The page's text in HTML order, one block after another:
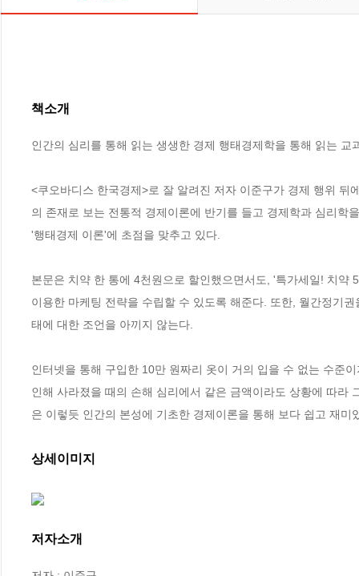
책소개
인간의 심리를 통해 읽는 생생한 경제 행태경제학을 통해 읽는 교
<쿠오바디스 한국경제>로 잘 알려진 저자 이준구가 경제 행위
의 존재로 보는 전통적 경제이론에 반기를 들고 경제학과 심리학
'행태경제 이론'에 초점을 맞추고 있다.
본문은 치약 한 통에 4천원으로 할인했으면서도, '특가세일! 치
이용한 마케팅 전략을 수립할 수 있도록 해준다. 또한, 월간정기
태에 대한 조언을 아끼지 않는다.
인터넷을 통해 구입한 10만 원짜리 옷이 거의 입을 수 없는 수준
인해 사라졌을 때의 손해 심리에서 같은 금액이라도 상황에 따라
은 이렇듯 인간의 본성에 기초한 경제이론을 통해 보다 쉽고 재미
상세이미지
저자소개